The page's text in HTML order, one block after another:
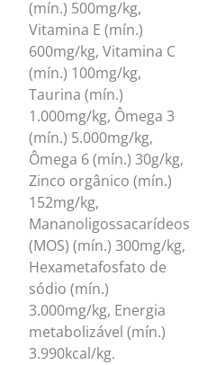
(mín.) 500mg/kg,
Vitamina E (mín.)
600mg/kg, Vitamina C
(mín.) 100mg/kg,
Taurina (mín.)
1.000mg/kg, Ômega 3
(mín.) 5.000mg/kg,
Ômega 6 (mín.) 30g/kg,
Zinco orgânico (mín.)
152mg/kg,
Mananoligossacarídeos
(MOS) (mín.) 300mg/kg,
Hexametafosfato de
sódio (mín.)
3.000mg/kg, Energia
metabolizável (mín.)
3.990kcal/kg.